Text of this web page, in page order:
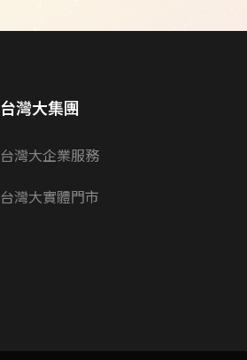
台灣大集團
台灣大企業服務
台灣大實體門市